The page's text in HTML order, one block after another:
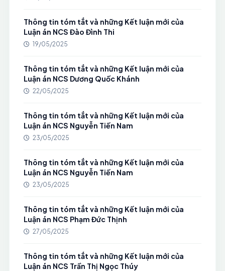
Thông tin tóm tắt và những Kết luận mới của
Luận án NCS Đào Đình Thi
19/05/2025
Thông tin tóm tắt và những Kết luận mới của
Luận án NCS Dương Quốc Khánh
22/05/2025
Thông tin tóm tắt và những Kết luận mới của
Luận án NCS Nguyễn Tiến Nam
23/05/2025
Thông tin tóm tắt và những Kết luận mới của
Luận án NCS Nguyễn Tiến Nam
23/05/2025
Thông tin tóm tắt và những Kết luận mới của
Luận án NCS Phạm Đức Thịnh
27/05/2025
Thông tin tóm tắt và những Kết luận mới của
Luận án NCS Trần Thị Ngọc Thúy